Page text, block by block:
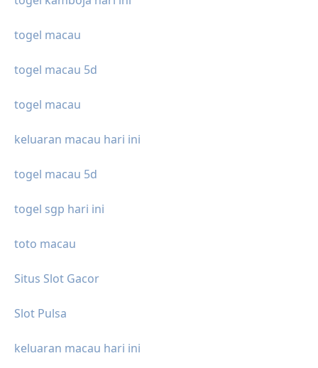
togel macau
togel macau 5d
togel macau
keluaran macau hari ini
togel macau 5d
togel sgp hari ini
toto macau
Situs Slot Gacor
Slot Pulsa
keluaran macau hari ini